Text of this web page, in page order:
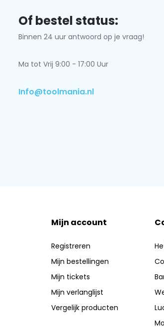
Of bestel status:
Binnen 24 uur antwoord op je vraag!
Ma tot Vrij 9:00 - 17:00 Uur
Info@toolmania.nl
Mijn account
Registreren
Mijn bestellingen
Mijn tickets
Mijn verlanglijst
Vergelijk producten